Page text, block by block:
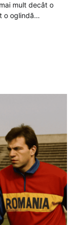
mult decât o
o oglindă…